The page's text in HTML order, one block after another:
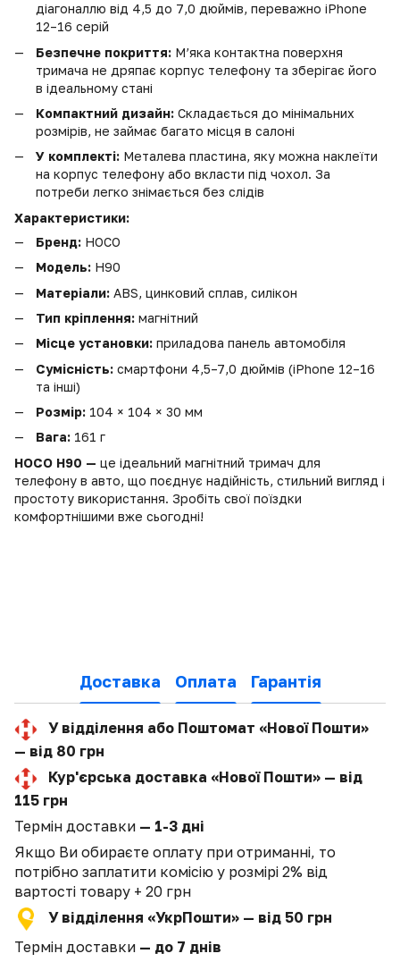
діагоналлю від 4,5 до 7,0 дюймів, переважно iPhone
12–16 серій
Безпечне покриття: М’яка контактна поверхня
тримача не дряпає корпус телефону та зберігає його
в ідеальному стані
Компактний дизайн: Складається до мінімальних
розмірів, не займає багато місця в салоні
У комплекті: Металева пластина, яку можна наклеїти
на корпус телефону або вкласти під чохол. За
потреби легко знімається без слідів
Характеристики:
Бренд: HOCO
Модель: H90
Матеріали: ABS, цинковий сплав, силікон
Тип кріплення: магнітний
Місце установки: приладова панель автомобіля
Сумісність: смартфони 4,5–7,0 дюймів (iPhone 12–16
та інші)
Розмір: 104 × 104 × 30 мм
Вага: 161 г
HOCO H90 — це ідеальний магнітний тримач для
телефону в авто, що поєднує надійність, стильний вигляд і
простоту використання. Зробіть свої поїздки
комфортнішими вже сьогодні!
Доставка Оплата Гарантія
У відділення або Поштомат «Нової Пошти»
— від 80 грн
Кур'єрська доставка «Нової Пошти» — від
115 грн
Термін доставки — 1-3 дні
Якщо Ви обираєте оплату при отриманні, то
потрібно заплатити комісію у розмірі 2% від
вартості товару + 20 грн
У відділення «УкрПошти» — від 50 грн
Термін доставки — до 7 днів